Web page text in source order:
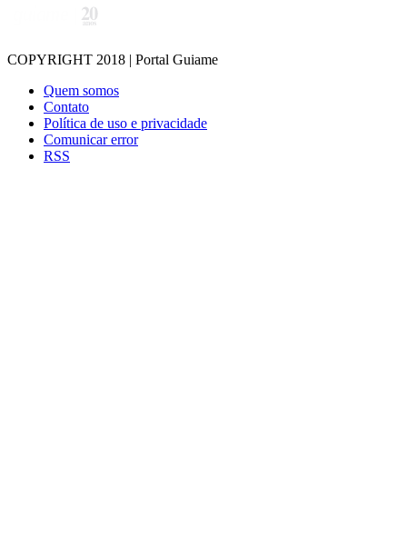
COPYRIGHT 2018 | Portal Guiame
Quem somos
Contato
Política de uso e privacidade
Comunicar error
RSS